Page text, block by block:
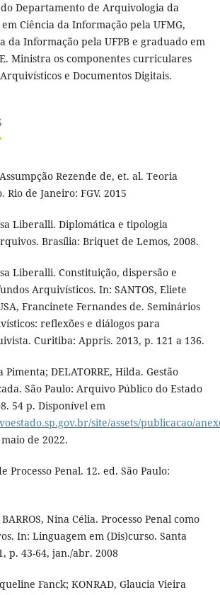
Departamento de Arquivologia da
Ciência da Informação pela UFMG,
da Informação pela UFPB e graduado em
Ministra os componentes curriculares
e Documentos Digitais.
Rezende de, et. al. Teoria
Rio de Janeiro: FGV. 2015
Liberalli. Diplomática e tipologia
Brasília: Briquet de Lemos, 2008.
Liberalli. Constituição, dispersão e
Arquivísticos. In: SANTOS, Eliete
Francinete Fernandes de. Seminários
reflexões e diálogos para
Curitiba: Appris. 2013, p. 121 a 136.
Pimenta; DELATORRE, Hilda. Gestão
São Paulo: Arquivo Público do Estado
54 p. Disponível em
site/assets/publicacao/
de 2022.
Processo Penal. 12. ed. São Paulo:
Nina Célia. Processo Penal como
In: Linguagem em (Dis)curso. Santa
p. 43-64, jan./abr. 2008
Fanck; KONRAD, Glaucia Vieira